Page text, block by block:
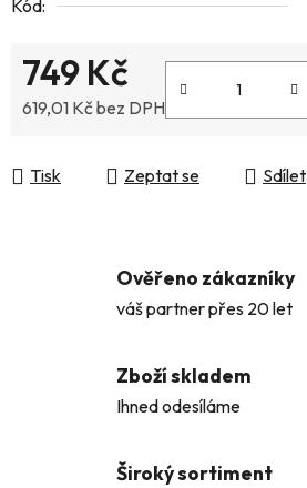
Kód:
749 Kč
619,01 Kč bez DPH
Tisk Zeptat se Sdílet
Ověřeno zákazníky
váš partner přes 20 let
Zboží skladem
Ihned odesíláme
Široký sortiment